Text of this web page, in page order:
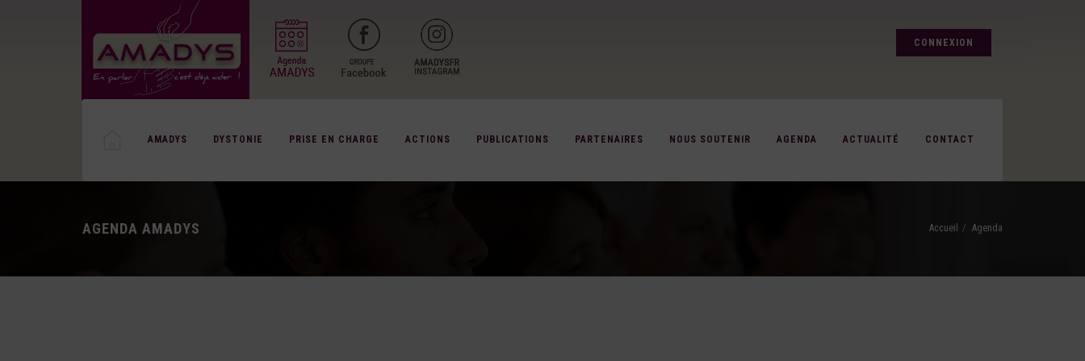
CONNEXION
AMADYS DYSTONIE PRISE EN CHARGE ACTIONS PUBLICATIONS PARTENAIRES NOUS SOUTENIR AGENDA ACTUALITÉ CONTACT
AGENDA AMADYS Accueil Agenda